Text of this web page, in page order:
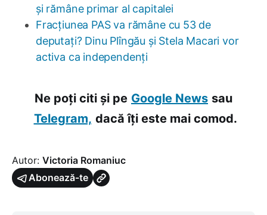
și rămâne primar al capitalei
Fracțiunea PAS va rămâne cu 53 de
deputați? Dinu Plîngău și Stela Macari vor
activa ca independenți
Ne poți citi și pe Google News sau
Telegram, dacă îți este mai comod.
Autor: Victoria Romaniuc
Abonează-te